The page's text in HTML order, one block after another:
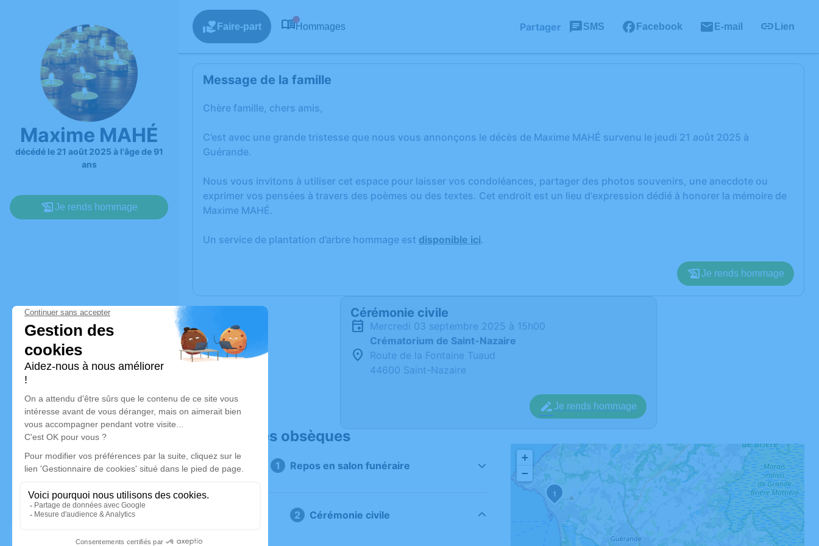
Maxime MAHÉ
décédé le 21 août 2025 à l'âge de 91
ans
Je rends hommage
Faire-part Hommages Partager SMS Facebook E-mail Lien
Message de la famille
Chère famille, chers amis,
C’est avec une grande tristesse que nous vous annonçons le décès de Maxime MAHÉ survenu le jeudi 21 août 2025 à
Guérande.
Nous vous invitons à utiliser cet espace pour laisser vos condoléances, partager des photos souvenirs, une anecdote ou
exprimer vos pensées à travers des poèmes ou des textes. Cet endroit est un lieu d'expression dédié à honorer la mémoire de
Maxime MAHÉ.
Un service de plantation d’arbre hommage est disponible ici.
Je rends hommage
Cérémonie civile
mercredi 03 septembre 2025 à 15h00
Crématorium de Saint-Nazaire
Route de la Fontaine Tuaud
44600 Saint-Nazaire
Je rends hommage
Déroulé des obsèques
Repos en salon funéraire
Cérémonie civile
1
+
−